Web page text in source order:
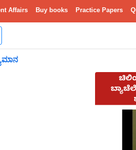
Affairs Buy books Practice Papers